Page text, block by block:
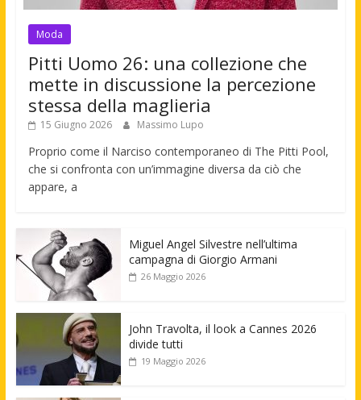
Moda
Pitti Uomo 26: una collezione che
mette in discussione la percezione
stessa della maglieria
15 Giugno 2026 Massimo Lupo
Proprio come il Narciso contemporaneo di The Pitti Pool,
che si confronta con un’immagine diversa da ciò che
appare, a
Miguel Angel Silvestre nell’ultima
campagna di Giorgio Armani
26 Maggio 2026
John Travolta, il look a Cannes 2026
divide tutti
19 Maggio 2026